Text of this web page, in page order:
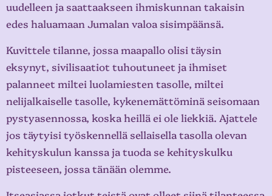
uudelleen ja saattaakseen ihmiskunnan takaisin
edes haluamaan Jumalan valoa sisimpäänsä.
Kuvittele tilanne, jossa maapallo olisi täysin
eksynyt, sivilisaatiot tuhoutuneet ja ihmiset
palanneet miltei luolamiesten tasolle, miltei
nelijalkaiselle tasolle, kykenemättöminä seisomaan
pystyasennossa, koska heillä ei ole liekkiä. Ajattele
jos täytyisi työskennellä sellaisella tasolla olevan
kehityskulun kanssa ja tuoda se kehityskulku
pisteeseen, jossa tänään olemme.